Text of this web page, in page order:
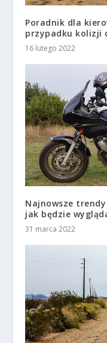
Poradnik dla
przypadku kolizji
16 lutego 2022
Najnowsze
jak będzie
31 marca 2022